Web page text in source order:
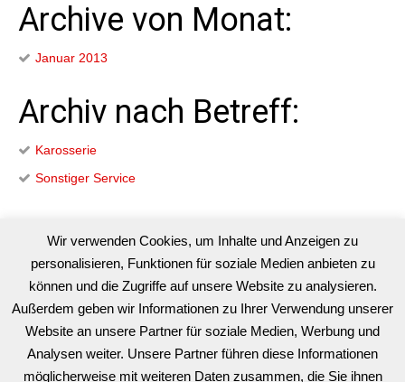
Archive von Monat:
Januar 2013
Archiv nach Betreff:
Karosserie
Sonstiger Service
Kategorien
Karosserie
Sonstiger Service
Wir verwenden Cookies, um Inhalte und Anzeigen zu
personalisieren, Funktionen für soziale Medien anbieten zu
können und die Zugriffe auf unsere Website zu analysieren.
Außerdem geben wir Informationen zu Ihrer Verwendung unserer
Website an unsere Partner für soziale Medien, Werbung und
Analysen weiter. Unsere Partner führen diese Informationen
möglicherweise mit weiteren Daten zusammen, die Sie ihnen